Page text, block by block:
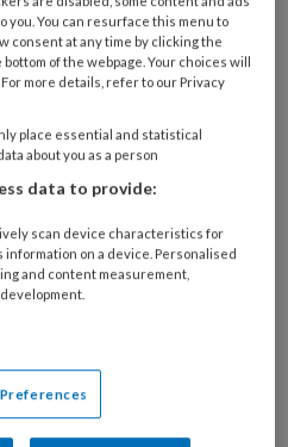
wat de
van het gebruik van
ik wel eens van een
CBD of THC olie
van een buurman.
de sterkte is en wat
is het dan niet een
dan schaadt het
dus niet of het werkt,
is. Het doet wel
you. You can resurface this menu to
consent at any time by clicking the
of the webpage. Your choices will
more details, refer to our Privacy
place essential and statistical
about you as a person
data to provide:
scan device characteristics for
on a device. Personalised
and content measurement,